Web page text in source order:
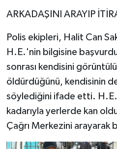
ARKADAŞINI ARAYIP
Polis ekipleri, Halit Can
H.E.'nin bilgisine
sonrası kendisini görüntülü
öldürdüğünü, kendisinin de
söylediğini ifade etti.
kadarıyla yerlerde kan
Çağrı Merkezini